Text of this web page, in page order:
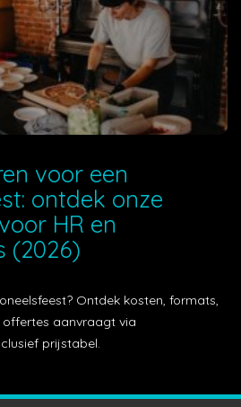
voor een
ontdek onze
HR en
(2026)
Ontdek kosten, formats,
offertes aanvraagt via
prijstabel.